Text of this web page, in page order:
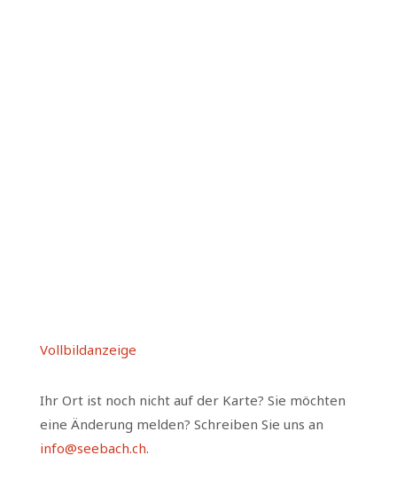
Vollbildanzeige
Ihr Ort ist noch nicht auf der Karte? Sie möchten
eine Änderung melden? Schreiben Sie uns an
info@seebach.ch.